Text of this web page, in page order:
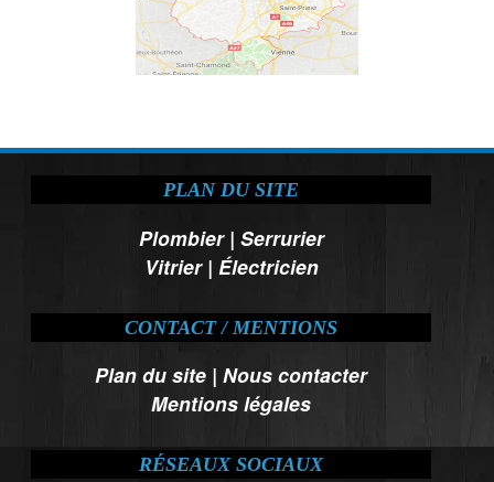
PLAN DU SITE
Plombier| Serrurier
Vitrier| Électricien
CONTACT / MENTIONS
Plan du site |Nous contacter
Mentions légales
RÉSEAUX SOCIAUX